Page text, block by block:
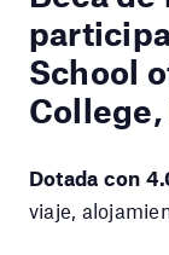
School
Dotada con
viaje,